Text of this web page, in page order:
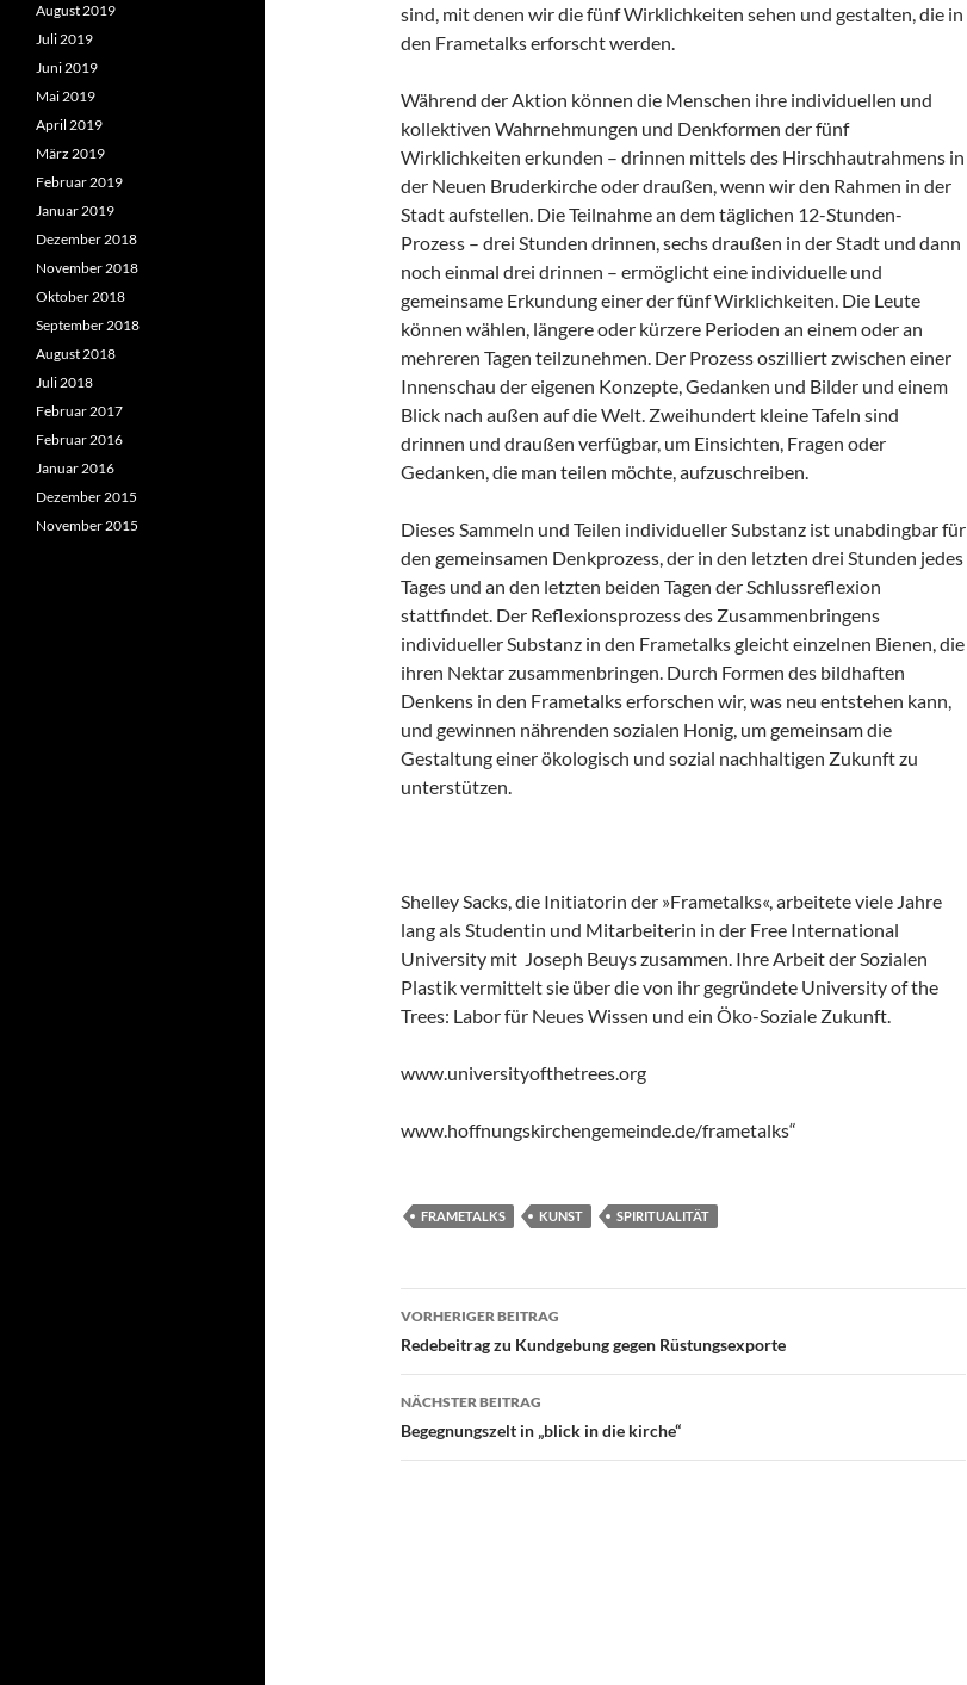
sind, mit denen wir die fünf Wirklichkeiten sehen und gestalten, die in
den Frametalks erforscht werden.
Während der Aktion können die Menschen ihre individuellen und
kollektiven Wahrnehmungen und Denkformen der fünf
Wirklichkeiten erkunden – drinnen mittels des Hirschhautrahmens in
der Neuen Bruderkirche oder draußen, wenn wir den Rahmen in der
Stadt aufstellen. Die Teilnahme an dem täglichen 12-Stunden-
Prozess – drei Stunden drinnen, sechs draußen in der Stadt und dann
noch einmal drei drinnen – ermöglicht eine individuelle und
gemeinsame Erkundung einer der fünf Wirklichkeiten. Die Leute
können wählen, längere oder kürzere Perioden an einem oder an
mehreren Tagen teilzunehmen. Der Prozess oszilliert zwischen einer
Innenschau der eigenen Konzepte, Gedanken und Bilder und einem
Blick nach außen auf die Welt. Zweihundert kleine Tafeln sind
drinnen und draußen verfügbar, um Einsichten, Fragen oder
Gedanken, die man teilen möchte, aufzuschreiben.
Dieses Sammeln und Teilen individueller Substanz ist unabdingbar für
den gemeinsamen Denkprozess, der in den letzten drei Stunden jedes
Tages und an den letzten beiden Tagen der Schlussreflexion
stattfindet. Der Reflexionsprozess des Zusammenbringens
individueller Substanz in den Frametalks gleicht einzelnen Bienen, die
ihren Nektar zusammenbringen. Durch Formen des bildhaften
Denkens in den Frametalks erforschen wir, was neu entstehen kann,
und gewinnen nährenden sozialen Honig, um gemeinsam die
Gestaltung einer ökologisch und sozial nachhaltigen Zukunft zu
unterstützen.
Shelley Sacks, die Initiatorin der »Frametalks«, arbeitete viele Jahre
lang als Studentin und Mitarbeiterin in der Free International
University mit Joseph Beuys zusammen. Ihre Arbeit der Sozialen
Plastik vermittelt sie über die von ihr gegründete University of the
Trees: Labor für Neues Wissen und ein Öko-Soziale Zukunft.
www.universityofthetrees.org
www.hoffnungskirchengemeinde.de/frametalks“
FRAMETALKS KUNST SPIRITUALITÄT
Beitragsnavigation
VORHERIGER BEITRAG
Redebeitrag zu Kundgebung gegen Rüstungsexporte
NÄCHSTER BEITRAG
Begegnungszelt in „blick in die kirche“
August 2019
Juli 2019
Juni 2019
Mai 2019
April 2019
März 2019
Februar 2019
Januar 2019
Dezember 2018
November 2018
Oktober 2018
September 2018
August 2018
Juli 2018
Februar 2017
Februar 2016
Januar 2016
Dezember 2015
November 2015